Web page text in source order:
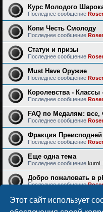
Этот сайт использует
Курс Молодого
Последнее сообщение
Копи Честь Смолоду
Последнее сообщение
Статуи и призы
Последнее сообщение
Must Have Оружие
Последнее сообщение
Королевства - Классы
Последнее сообщение
FAQ по Медалям:
Последнее сообщение
Фракция
Последнее сообщение
Еще одна тема
Последнее сообщение
Добро пожаловать в
Последнее сообщение